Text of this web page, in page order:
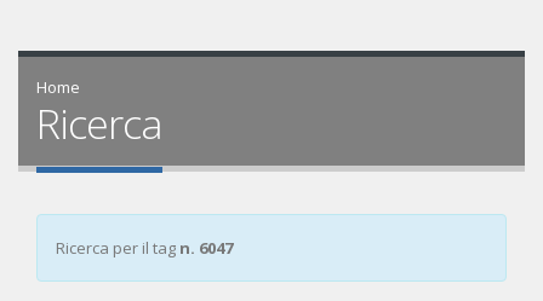
Home
Ricerca
Ricerca per il tag n. 6047